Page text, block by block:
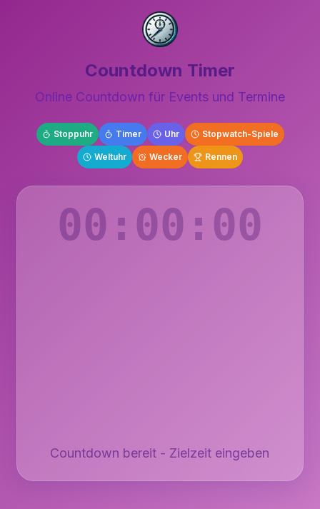
Countdown Timer
Online Countdown für Events und Termine
Stoppuhr Timer Uhr Stopwatch-Spiele
Weltuhr Wecker Rennen
00:00:00
Countdown bereit - Zielzeit eingeben